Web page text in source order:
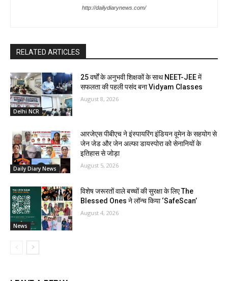
http://dailydiarynews.com/
RELATED ARTICLES
Delhi NCR
25 वर्षों के अनुभवी शिक्षकों के साथ NEET-JEE में
सफलता की पहली पसंद बना Vidyam Classes
August 8, 2026
Daily Diary News
आरजेएस पीबीएच ने इंस्पायरिंग इंडियन वूमेन के सहयोग से
जेन जेड और जेन अल्फा डायस्पोरा को सेनानियों के
इतिहास से जोड़ा
August 5, 2026
News
विशेष जरूरतों वाले बच्चों की सुरक्षा के लिए The
Blessed Ones ने लॉन्च किया ‘SafeScan’
August 4, 2026